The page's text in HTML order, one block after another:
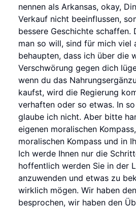
nennen als Arkansas, okay,
Verkauf nicht beeinflussen,
bessere Geschichte schaffen.
man so will, sind für mich viel
behaupten, dass ich über die
Verschwörung gegen dich
wenn du das
kaufst, wird die Regierung
verhaften oder so etwas. In
glaube ich nicht. Aber bitte
eigenen moralischen
moralischen Kompass und in
Ich werde Ihnen nur die
hoffentlich werden Sie in der
anzuwenden und etwas zu
wirklich mögen. Wir haben
besprochen, wir haben den